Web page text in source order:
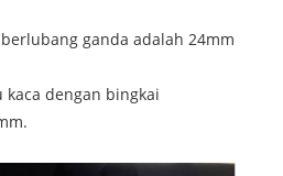
ganda adalah 24mm
kaca dengan bingkai